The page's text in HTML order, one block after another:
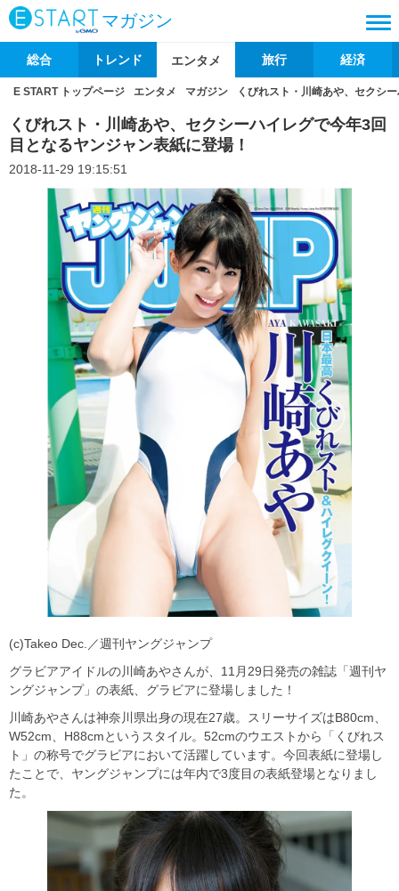
マガジン
総合 トレンド エンタメ 旅行 経済
E START トップページ エンタメ マガジン くびれスト・川崎あや、セクシ
くびれスト・川崎あや、セクシーハイレグで今年3回
目となるヤンジャン表紙に登場！
2018-11-29 19:15:51
(c)Takeo Dec.／週刊ヤングジャンプ
グラビアアイドルの川崎あやさんが、11月29日発売の雑誌「週刊ヤ
ングジャンプ」の表紙、グラビアに登場しました！
川崎あやさんは神奈川県出身の現在27歳。スリーサイズはB80cm、
W52cm、H88cmというスタイル。52cmのウエストから「くびれス
ト」の称号でグラビアにおいて活躍しています。今回表紙に登場し
たことで、ヤングジャンプには年内で3度目の表紙登場となりまし
た。